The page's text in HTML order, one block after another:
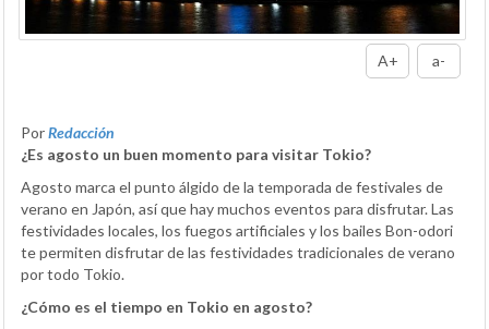
A+ a-
PorRedacción
¿Es agosto un buen momento para visitar Tokio?
Agosto marca el punto álgido de la temporada de festivales de
verano en Japón, así que hay muchos eventos para disfrutar. Las
festividades locales, los fuegos artificiales y los bailes Bon-odori
te permiten disfrutar de las festividades tradicionales de verano
por todo Tokio.
¿Cómo es el tiempo en Tokio en agosto?